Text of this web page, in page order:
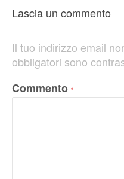
Lascia un commento
Il tuo indirizzo email
obbligatori sono
Commento *